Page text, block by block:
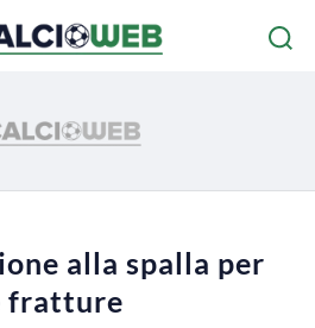
alla spalla per
fratture